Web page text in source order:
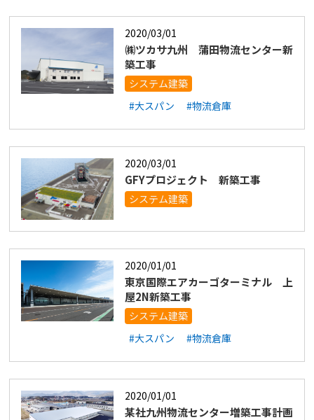
2020/03/01
㈱ツカサ九州 蒲田物流センター新
築工事
システム建築
#大スパン
#物流倉庫
2020/03/01
GFYプロジェクト 新築工事
システム建築
2020/01/01
東京国際エアカーゴターミナル 上
屋2N新築工事
システム建築
#大スパン
#物流倉庫
2020/01/01
某社九州物流センター増築工事計画